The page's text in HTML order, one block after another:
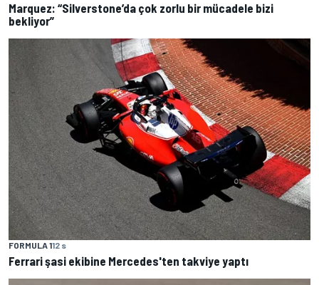
Marquez: “Silverstone’da çok zorlu bir mücadele bizi
bekliyor”
FORMULA 112 s
Ferrari şasi ekibine Mercedes'ten takviye yaptı